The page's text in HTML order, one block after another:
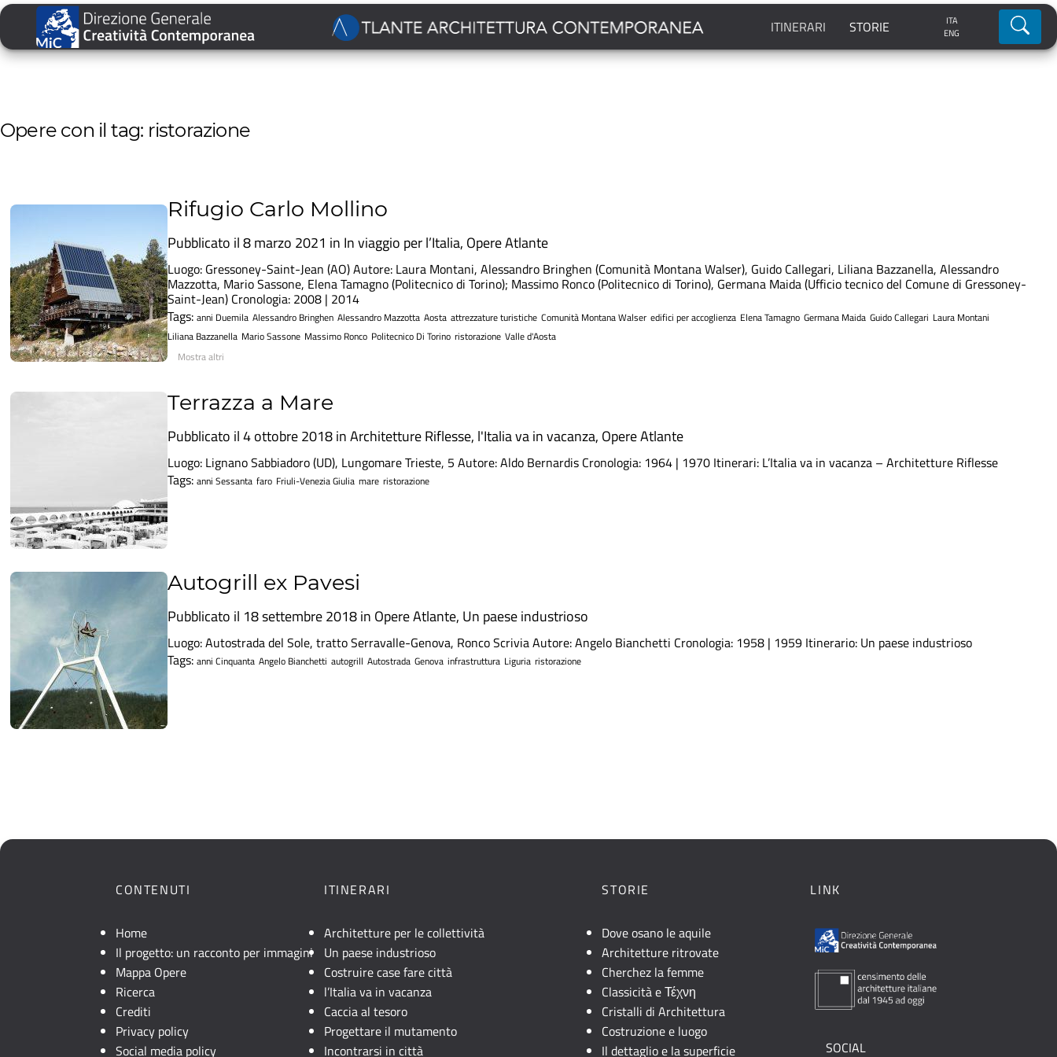
ITINERARI STORIE
ITA
ENG
Opere con il tag: ristorazione
Rifugio Carlo Mollino
Pubblicato il 8 marzo 2021 in In viaggio per l’Italia, Opere Atlante
Luogo: Gressoney-Saint-Jean (AO) Autore: Laura Montani, Alessandro Bringhen (Comunità Montana Walser), Guido Callegari, Liliana Bazzanella, Alessandro
Mazzotta, Mario Sassone, Elena Tamagno (Politecnico di Torino); Massimo Ronco (Politecnico di Torino), Germana Maida (Ufficio tecnico del Comune di Gressoney-
Saint-Jean) Cronologia: 2008 | 2014
Tags: anni Duemila Alessandro Bringhen Alessandro Mazzotta Aosta attrezzature turistiche Comunità Montana Walser edifici per accoglienza Elena Tamagno Germana Maida Guido Callegari Laura Montani
Liliana Bazzanella Mario Sassone Massimo Ronco Politecnico Di Torino ristorazione Valle d'Aosta
Mostra altri
Terrazza a Mare
Pubblicato il 4 ottobre 2018 inArchitetture Riflesse, l'Italia va in vacanza, Opere Atlante
Luogo: Lignano Sabbiadoro (UD), Lungomare Trieste, 5 Autore: Aldo Bernardis Cronologia: 1964 | 1970 Itinerari: L’Italia va in vacanza – Architetture Riflesse
Tags: anni Sessanta faro Friuli-Venezia Giulia mare ristorazione
Autogrill ex Pavesi
Pubblicato il 18 settembre 2018 in Opere Atlante, Un paese industrioso
Luogo: Autostrada del Sole, tratto Serravalle-Genova, Ronco Scrivia Autore: Angelo Bianchetti Cronologia: 1958 | 1959 Itinerario: Un paese industrioso
Tags: anni Cinquanta Angelo Bianchetti autogrill Autostrada Genova infrastruttura Liguria ristorazione
CONTENUTI
Home
Il progetto: un racconto per immagini
Mappa Opere
Ricerca
Crediti
Privacy policy
Social media policy
ITINERARI
Architetture per le collettività
Un paese industrioso
Costruire case fare città
l’Italia va in vacanza
Caccia al tesoro
Progettare il mutamento
Incontrarsi in città
STORIE
Dove osano le aquile
Architetture ritrovate
Cherchez la femme
Classicità e Τέχνη
Cristalli di Architettura
Costruzione e luogo
Il dettaglio e la superficie
LINK
SOCIAL